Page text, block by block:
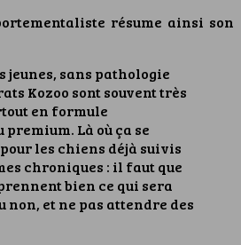
résume ainsi son
jeunes, sans pathologie
Kozoo sont souvent très
en formule
Là où ça se
les chiens déjà suivis
chroniques : il faut que
bien ce qui sera
non, et ne pas attendre des